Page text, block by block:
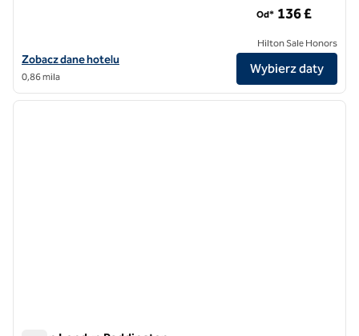
Zobacz szczegóły hotelu DoubleTree by Hilton London – Hyde Park
Zobacz dane hotelu
0,86 mila
Od* 136 £
Hilton Sale Honors
Wybierz daty
1/12
1 z 12